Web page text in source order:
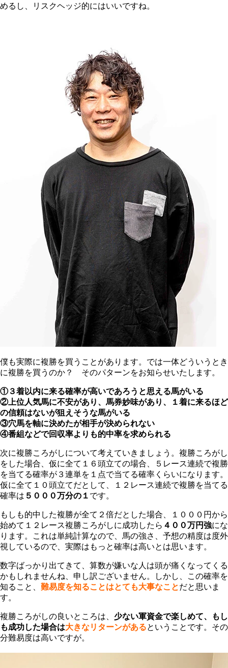
めるし、リスクヘッジ的にはいいですね。
僕も実際に複勝を買うことがあります。では一体どういうとき
に複勝を買うのか？ そのパターンをお知らせいたします。
①３着以内に来る確率が高いであろうと思える馬がいる
②上位人気馬に不安があり、馬券妙味があり、１着に来るほど
の信頼はないが狙えそうな馬がいる
③穴馬を軸に決めたが相手が決められない
④番組などで回収率よりも的中率を求められる
次に複勝ころがしについて考えていきましょう。複勝ころがし
をした場合、仮に全て１６頭立ての場合、５レース連続で複勝
を当てる確率が３連単を１点で当てる確率くらいになります。
仮に全て１０頭立てだとして、１２レース連続で複勝を当てる
確率は ５０００万分の１ です。
もしも的中した複勝が全て２倍だとした場合、１０００円から
始めて１２レース複勝ころがしに成功したら ４００万円強にな
ります。これは単純計算なので、馬の強さ、予想の精度は度外
視しているので、実際はもっと確率は高いとは思います。
数字ばっかり出てきて、算数が嫌いな人は頭が痛くなってくる
かもしれませんね、申し訳ございません。しかし、この確率を
知ること、 難易度を知ることはとても大事なことだと思いま
す。
複勝ころがしの良いところは、 少ない軍資金で楽しめて、もし
も成功した場合は大きなリターンがあるということです。その
分難易度は高いですが。